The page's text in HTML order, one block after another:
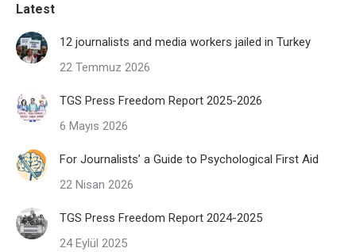
Latest
12 journalists and media workers jailed in Turkey
22 Temmuz 2026
TGS Press Freedom Report 2025-2026
6 Mayıs 2026
For Journalists’ a Guide to Psychological First Aid
22 Nisan 2026
TGS Press Freedom Report 2024-2025
24 Eylül 2025